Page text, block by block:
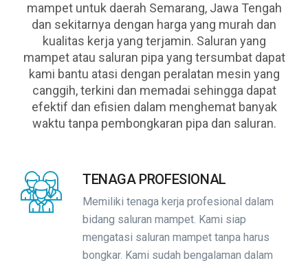
mampet untuk daerah Semarang, Jawa Tengah
dan sekitarnya dengan harga yang murah dan
kualitas kerja yang terjamin. Saluran yang
mampet atau saluran pipa yang tersumbat dapat
kami bantu atasi dengan peralatan mesin yang
canggih, terkini dan memadai sehingga dapat
efektif dan efisien dalam menghemat banyak
waktu tanpa pembongkaran pipa dan saluran.
TENAGA PROFESIONAL
Memiliki tenaga kerja profesional dalam
bidang saluran mampet. Kami siap
mengatasi saluran mampet tanpa harus
bongkar. Kami sudah bengalaman dalam